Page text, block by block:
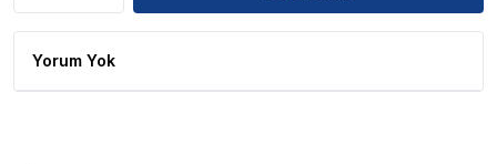
Yorum Yok